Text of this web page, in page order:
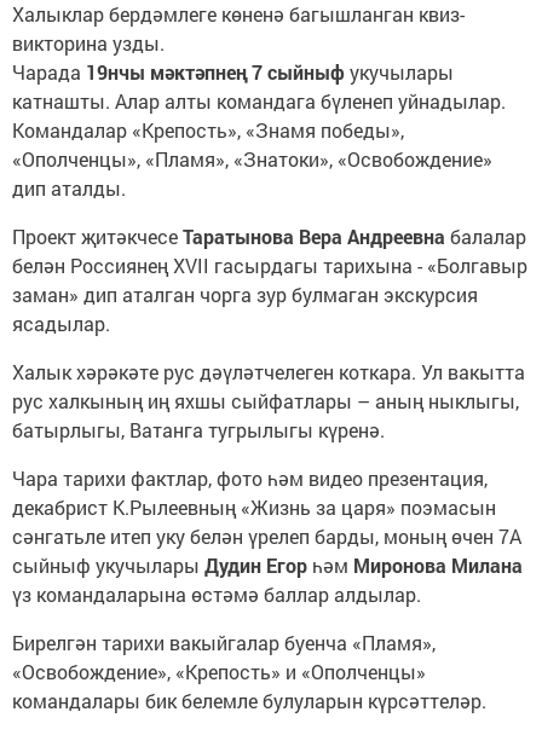
Халыклар бердәмлеге көненә багышланган квиз-
викторина узды.
Чарада 19нчы мәктәпнең 7 сыйныфукучылары
катнашты. Алар алты командага бүленеп уйнадылар.
Командалар «Крепость», «Знамя победы»,
«Ополченцы», «Пламя», «Знатоки», «Освобождение»
дип аталды.
Проект җитәкчесеТаратынова Вера Андреевна балалар
белән Россиянең XVII гасырдагы тарихына - «Болгавыр
заман» дип аталган чорга зур булмаган экскурсия
ясадылар.
Халык хәрәкәте рус дәүләтчелеген коткара. Ул вакытта
рус халкының иң яхшы сыйфатлары – аның ныклыгы,
батырлыгы, Ватанга тугрылыгы күренә.
Чара тарихи фактлар, фото һәм видео презентация,
декабрист К.Рылеевның «Жизнь за царя» поэмасын
сәнгатьле итеп уку белән үрелеп барды, моның өчен 7А
сыйныф укучылары Дудин Егор һәм Миронова Милана
үз командаларына өстәмә баллар алдылар.
Бирелгән тарихи вакыйгалар буенча «Пламя»,
«Освобождение», «Крепость» и «Ополченцы»
командалары бик белемле булуларын күрсәттеләр.